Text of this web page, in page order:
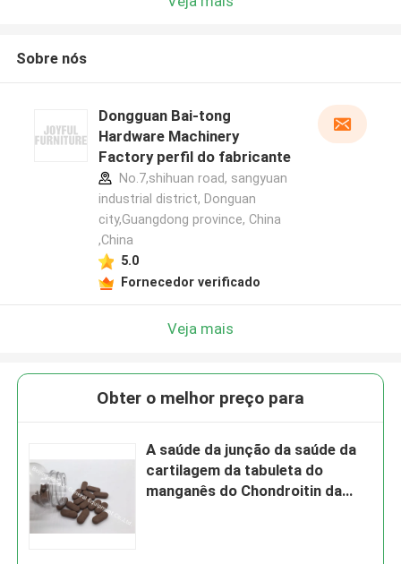
Sobre nós
Dongguan Bai-tong
Hardware Machinery
Factory perfil do fabricante
No.7,shihuan road, sangyuan
industrial district, Donguan
city,Guangdong province, China
,China
5.0
Fornecedor verificado
Veja mais
Obter o melhor preço para
A saúde da junção da saúde da
cartilagem da tabuleta do
manganês do Chondroitin da